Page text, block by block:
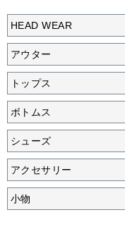
HEAD WEAR
アウター
トップス
ボトムス
シューズ
アクセサリー
小物